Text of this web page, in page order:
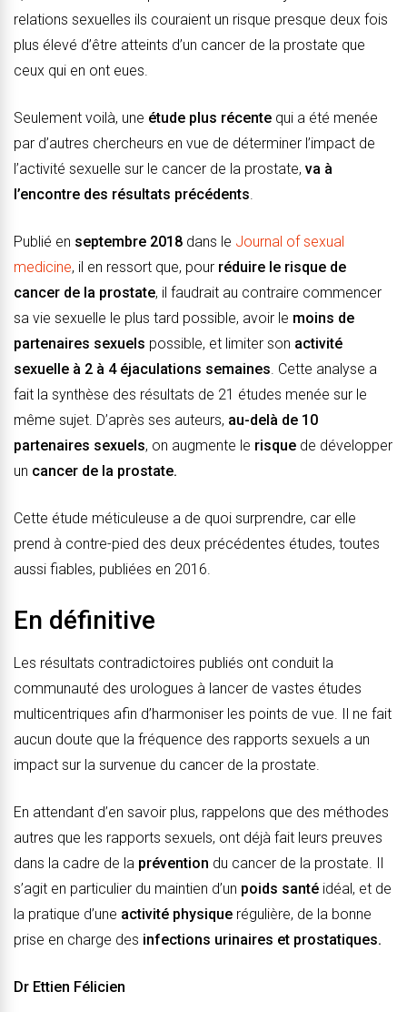
relations sexuelles ils couraient un risque presque deux fois
plus élevé d’être atteints d’un cancer de la prostate que
ceux qui en ont eues.
Seulement voilà, une étude plus récente qui a été menée
par d’autres chercheurs en vue de déterminer l’impact de
l’activité sexuelle sur le cancer de la prostate, va à
l’encontre des résultats précédents.
Publié en septembre 2018 dans le Journal of sexual
medicine, il en ressort que, pour réduire le risque de
cancer de la prostate, il faudrait au contraire commencer
sa vie sexuelle le plus tard possible, avoir le moins de
partenaires sexuels possible, et limiter son activité
sexuelle à 2 à 4 éjaculations semaines. Cette analyse a
fait la synthèse des résultats de 21 études menée sur le
même sujet. D’après ses auteurs, au-delà de 10
partenaires sexuels, on augmente le risque de développer
un cancer de la prostate.
Cette étude méticuleuse a de quoi surprendre, car elle
prend à contre-pied des deux précédentes études, toutes
aussi fiables, publiées en 2016.
En définitive
Les résultats contradictoires publiés ont conduit la
communauté des urologues à lancer de vastes études
multicentriques afin d’harmoniser les points de vue. Il ne fait
aucun doute que la fréquence des rapports sexuels a un
impact sur la survenue du cancer de la prostate.
En attendant d’en savoir plus, rappelons que des méthodes
autres que les rapports sexuels, ont déjà fait leurs preuves
dans la cadre de la prévention du cancer de la prostate. Il
s’agit en particulier du maintien d’un poids santé idéal, et de
la pratique d’une activité physique régulière, de la bonne
prise en charge des infections urinaires et prostatiques.
Dr Ettien Félicien